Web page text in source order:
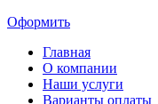
Оформить
Главная
О компании
Наши услуги
Варианты оплаты